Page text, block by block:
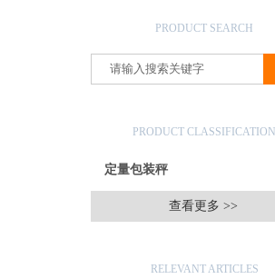
PRODUCT SEARCH
PRODUCT CLASSIFICATION
定量包装秤
查看更多 >>
RELEVANT ARTICLES